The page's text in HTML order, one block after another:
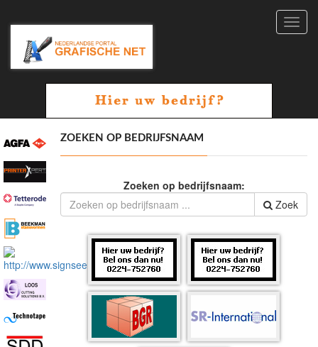
ZOEKEN OP BEDRIJFSNAAM
Zoeken op bedrijfsnaam:
Zoek